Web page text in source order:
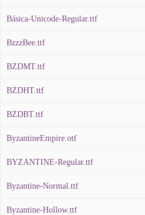
Básica-Unicode-Regular.ttf
BzzzBee.ttf
BZDMT.ttf
BZDHT.ttf
BZDBT.ttf
ByzantineEmpire.otf
BYZANTINE-Regular.ttf
Byzantine-Normal.ttf
Byzantine-Hollow.ttf